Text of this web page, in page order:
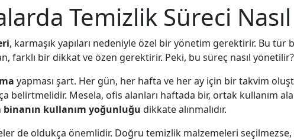
Temizlik Süreci
, karmaşık yapıları nedeniyle özel bir yönetim gerektirir. Bu tür
farklı bir dikkat ve özen gerektirir. Peki, bu süreç nasıl
yapması şart. Her gün, her hafta ve her ay için bir takvim
belirtmelidir. Mesela, ofis alanları haftada bir, ortak kullanım
binanın kullanım yoğunluğu dikkate alınmalıdır.
de oldukça önemlidir. Doğru temizlik malzemeleri